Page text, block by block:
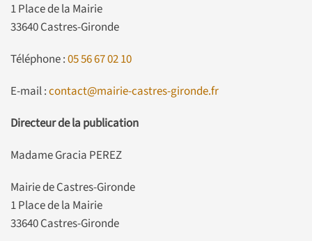
1 Place de la Mairie
33640 Castres-Gironde
Téléphone :05 56 67 02 10
E-mail :contact@mairie-castres-gironde.fr
Directeur de la publication
Madame Gracia PEREZ
Mairie de Castres-Gironde
1 Place de la Mairie
33640 Castres-Gironde